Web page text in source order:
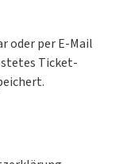
oder per E-Mail
Ticket-